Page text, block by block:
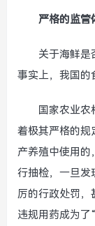
严格的监管
关于海鲜是
事实上，我国的
国家农业
着极其严格的规
产养殖中使用的
行抽检，一旦发
厉的行政处罚，
违规用药成为了